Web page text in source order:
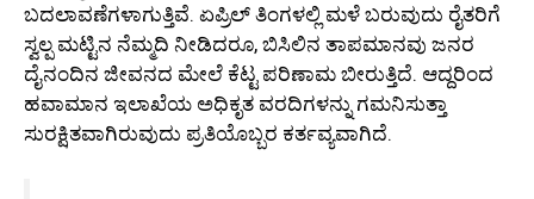
ಬದಲಾವಣೆಗಳಾಗುತ್ತಿವೆ. ಏಪ್ರಿಲ್ ತಿಂಗಳಲ್ಲಿ ಮಳೆ ಬರುವುದು ರೈತರಿಗೆ
ಸ್ವಲ್ಪ ಮಟ್ಟಿನ ನೆಮ್ಮದಿ ನೀಡಿದರೂ, ಬಿಸಿಲಿನ ತಾಪಮಾನವು ಜನರ
ದೈನಂದಿನ ಜೀವನದ ಮೇಲೆ ಕೆಟ್ಟ ಪರಿಣಾಮ ಬೀರುತ್ತಿದೆ. ಆದ್ದರಿಂದ
ಹವಾಮಾನ ಇಲಾಖೆಯ ಅಧಿಕೃತ ವರದಿಗಳನ್ನು ಗಮನಿಸುತ್ತಾ
ಸುರಕ್ಷಿತವಾಗಿರುವುದು ಪ್ರತಿಯೊಬ್ಬರ ಕರ್ತವ್ಯವಾಗಿದೆ.